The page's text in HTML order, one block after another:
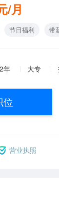
/月
节日福利 带
2年 大专
位
营业执照